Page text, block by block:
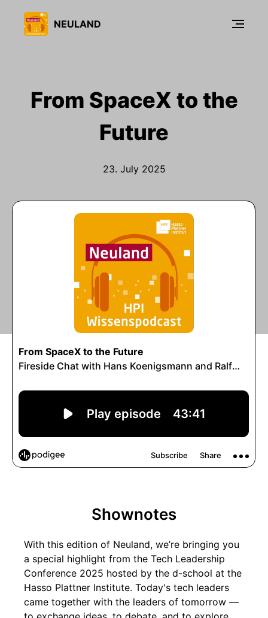
NEULAND
From SpaceX to the
Future
23. July 2025
Shownotes
With this edition of Neuland, we’re bringing you
a special highlight from the Tech Leadership
Conference 2025 hosted by the d-school at the
Hasso Plattner Institute. Today's tech leaders
came together with the leaders of tomorrow —